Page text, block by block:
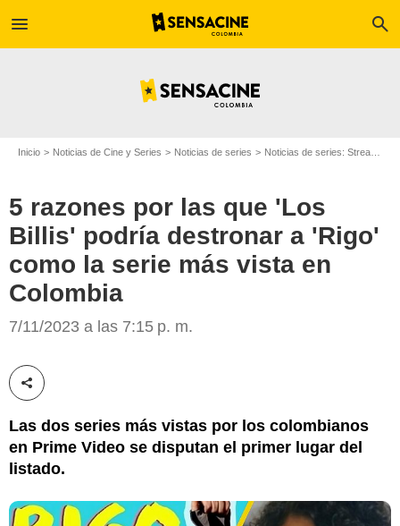
menu search
Inicio Noticias de Cine y Series Noticias de series Noticias de series: Streaming
5 razones por las que 'Los
Billis' podría destronar a 'Rigo'
como la serie más vista en
Colombia
7/11/2023 a las 7:15 p. m.
Compartir esta noticia
Las dos series más vistas por los colombianos
en Prime Video se disputan el primer lugar del
listado.